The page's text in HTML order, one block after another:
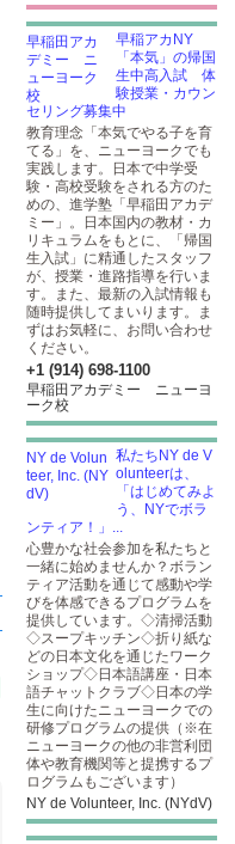
早稲アカNY
「本気」の帰国
生中高入試 体
験授業・カウン
セリング募集中
教育理念「本気でやる子を育
てる」を、ニューヨークでも
実践します。日本で中学受
験・高校受験をされる方のた
めの、進学塾「早稲田アカデ
ミー」。日本国内の教材・カ
リキュラムをもとに、「帰国
生入試」に精通したスタッフ
が、授業・進路指導を行いま
す。また、最新の入試情報も
随時提供してまいります。ま
ずはお気軽に、お問い合わせ
ください。
+1 (914) 698-1100
早稲田アカデミー ニューヨ
ーク校
私たちNY de V
olunteerは、
「はじめてみよ
う、NYでボラ
ンティア！」...
心豊かな社会参加を私たちと
一緒に始めませんか？ボラン
ティア活動を通じて感動や学
びを体感できるプログラムを
提供しています。◇清掃活動
◇スープキッチン◇折り紙な
どの日本文化を通じたワーク
ショップ◇日本語講座・日本
語チャットクラブ◇日本の学
生に向けたニューヨークでの
研修プログラムの提供（※在
ニューヨークの他の非営利団
体や教育機関等と提携するプ
ログラムもございます）
NY de Volunteer, Inc. (NYdV)